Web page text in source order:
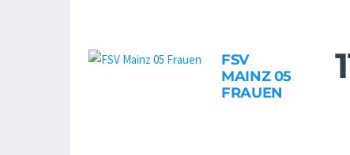
FSV
MAINZ 05
FRAUEN